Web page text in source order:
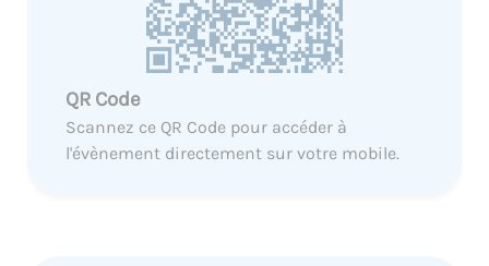
QR Code
Scannez ce QR Code pour accéder à
l'évènement directement sur votre mobile.